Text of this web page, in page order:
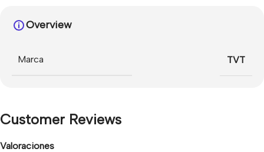
Overview
Marca TVT
Customer Reviews
Valoraciones